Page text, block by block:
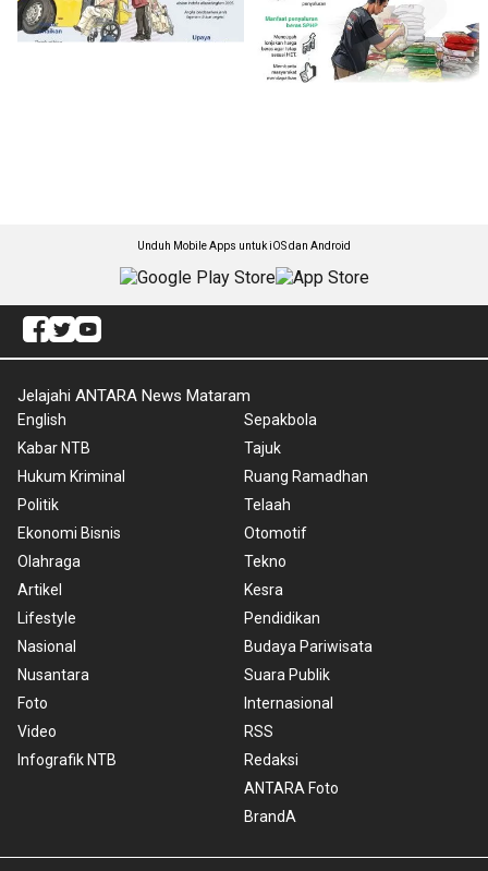
Unduh Mobile Apps untuk iOS dan Android
Jelajahi ANTARA News Mataram
English
Kabar NTB
Hukum Kriminal
Politik
Ekonomi Bisnis
Olahraga
Artikel
Lifestyle
Nasional
Nusantara
Foto
Video
Infografik NTB
Sepakbola
Tajuk
Ruang Ramadhan
Telaah
Otomotif
Tekno
Kesra
Pendidikan
Budaya Pariwisata
Suara Publik
Internasional
RSS
Redaksi
ANTARA Foto
BrandA